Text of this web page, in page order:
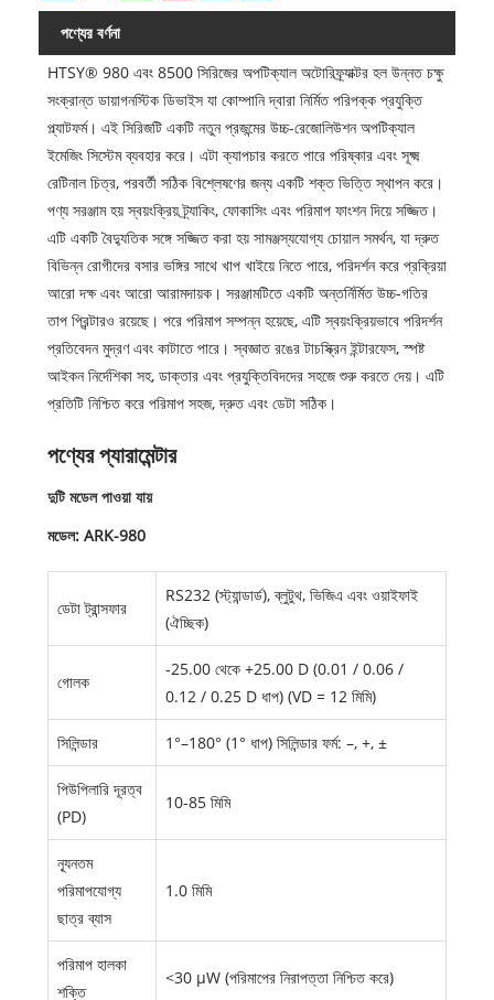
পণ্যের বর্ণনা
HTSY® 980 এবং 8500 সিরিজের অপটিক্যাল অটোরিফ্র্যাক্টর হল উন্নত চক্ষু
সংক্রান্ত ডায়াগনস্টিক ডিভাইস যা কোম্পানি দ্বারা নির্মিত পরিপক্ক প্রযুক্তি
প্ল্যাটফর্ম। এই সিরিজটি একটি নতুন প্রজন্মের উচ্চ-রেজোলিউশন অপটিক্যাল
ইমেজিং সিস্টেম ব্যবহার করে। এটা ক্যাপচার করতে পারে পরিষ্কার এবং সূক্ষ্ম
রেটিনাল চিত্র, পরবর্তী সঠিক বিশ্লেষণের জন্য একটি শক্ত ভিত্তি স্থাপন করে।
পণ্য সরঞ্জাম হয় স্বয়ংক্রিয় ট্র্যাকিং, ফোকাসিং এবং পরিমাপ ফাংশন দিয়ে সজ্জিত।
এটি একটি বৈদ্যুতিক সঙ্গে সজ্জিত করা হয় সামঞ্জস্যযোগ্য চোয়াল সমর্থন, যা দ্রুত
বিভিন্ন রোগীদের বসার ভঙ্গির সাথে খাপ খাইয়ে নিতে পারে, পরিদর্শন করে প্রক্রিয়া
আরো দক্ষ এবং আরো আরামদায়ক। সরঞ্জামটিতে একটি অন্তর্নির্মিত উচ্চ-গতির
তাপ প্রিন্টারও রয়েছে। পরে পরিমাপ সম্পন্ন হয়েছে, এটি স্বয়ংক্রিয়ভাবে পরিদর্শন
প্রতিবেদন মুদ্রণ এবং কাটাতে পারে। স্বজ্ঞাত রঙের টাচস্ক্রিন ইন্টারফেস, স্পষ্ট
আইকন নির্দেশিকা সহ, ডাক্তার এবং প্রযুক্তিবিদদের সহজে শুরু করতে দেয়। এটি
প্রতিটি নিশ্চিত করে পরিমাপ সহজ, দ্রুত এবং ডেটা সঠিক।
পণ্যের প্যারামেন্টার
দুটি মডেল পাওয়া যায়
মডেল: ARK-980
ডেটা ট্রান্সফার
RS232 (স্ট্যান্ডার্ড), ব্লুটুথ, ভিজিএ এবং ওয়াইফাই
(ঐচ্ছিক)
গোলক
-25.00 থেকে +25.00 D (0.01 / 0.06 /
0.12 / 0.25 D ধাপ) (VD = 12 মিমি)
সিলিন্ডার 1°–180° (1° ধাপ) সিলিন্ডার ফর্ম: –, +, ±
পিউপিলারি দূরত্ব
(PD)
10-85 মিমি
ন্যূনতম
পরিমাপযোগ্য
ছাত্র ব্যাস
1.0 মিমি
পরিমাপ হালকা
শক্তি
<30 μW (পরিমাপের নিরাপত্তা নিশ্চিত করে)